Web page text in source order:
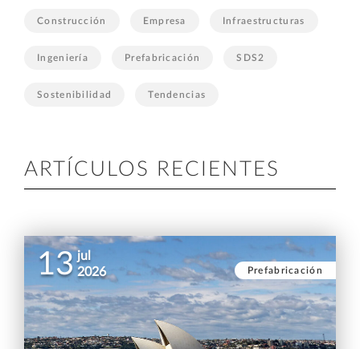
Construcción Empresa Infraestructuras
Ingeniería Prefabricación SDS2
Sostenibilidad Tendencias
ARTÍCULOS RECIENTES
13 jul
2026
Prefabricación